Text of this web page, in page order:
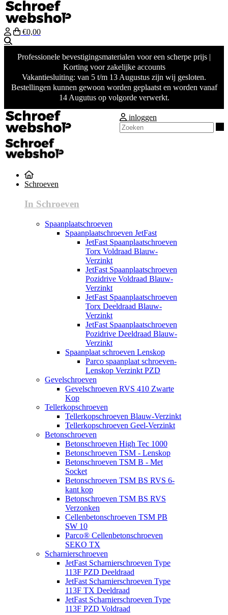
€0,00
Professionele bevestigingsmaterialen voor een scherpe prijs |
Korting voor zakelijke accounts
Vakantiesluiting: van 5 t/m 13 Augustus zijn wij gesloten.
Bestellingen kunnen gewoon worden geplaatst en worden vanaf
14 Augutus op volgorde verwerkt.
inloggen
Schroeven
In Schroeven
Spaanplaatschroeven
Spaanplaatschroeven JetFast
JetFast Spaanplaatschroeven
Torx Voldraad Blauw-
Verzinkt
JetFast Spaanplaatschroeven
Pozidrive Voldraad Blauw-
Verzinkt
JetFast Spaanplaatschroeven
Torx Deeldraad Blauw-
Verzinkt
JetFast Spaanplaatschroeven
Pozidrive Deeldraad Blauw-
Verzinkt
Spaanplaat schroeven Lenskop
Parco spaanplaat schroeven-
Lenskop Verzinkt PZD
Gevelschroeven
Gevelschroeven RVS 410 Zwarte
Kop
Tellerkopschroeven
Tellerkopschroeven Blauw-Verzinkt
Tellerkopschroeven Geel-Verzinkt
Betonschroeven
Betonschroeven High Tec 1000
Betonschroeven TSM - Lenskop
Betonschroeven TSM B - Met
Socket
Betonschroeven TSM BS RVS 6-
kant kop
Betonschroeven TSM BS RVS
Verzonken
Cellenbetonschroeven TSM PB
SW 10
Parco® Cellenbetonschroeven
SEKO TX
Scharnierschroeven
JetFast Scharnierschroeven Type
113F PZD Deeldraad
JetFast Scharnierschroeven Type
113F TX Deeldraad
JetFast Scharnierschroeven Type
113F PZD Voldraad